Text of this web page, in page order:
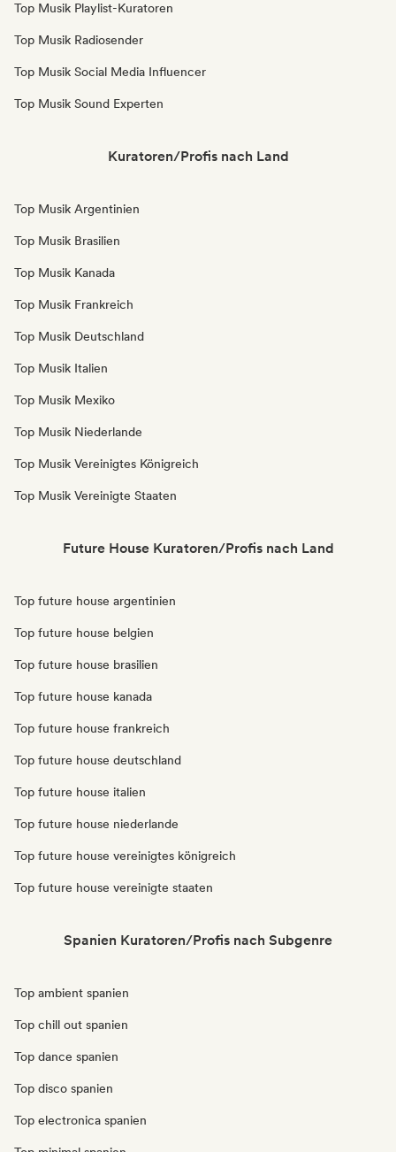
Top Musik Playlist-Kuratoren
Top Musik Radiosender
Top Musik Social Media Influencer
Top Musik Sound Experten
Kuratoren/Profis nach Land
Top Musik Argentinien
Top Musik Brasilien
Top Musik Kanada
Top Musik Frankreich
Top Musik Deutschland
Top Musik Italien
Top Musik Mexiko
Top Musik Niederlande
Top Musik Vereinigtes Königreich
Top Musik Vereinigte Staaten
Future House Kuratoren/Profis nach Land
Top future house argentinien
Top future house belgien
Top future house brasilien
Top future house kanada
Top future house frankreich
Top future house deutschland
Top future house italien
Top future house niederlande
Top future house vereinigtes königreich
Top future house vereinigte staaten
Spanien Kuratoren/Profis nach Subgenre
Top ambient spanien
Top chill out spanien
Top dance spanien
Top disco spanien
Top electronica spanien